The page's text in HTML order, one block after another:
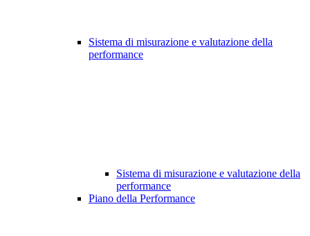
Sistema di misurazione e valutazione della
performance
Sistema di misurazione e valutazione della
performance
Piano della Performance